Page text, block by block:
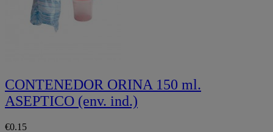
CONTENEDOR ORINA 150 ml.
ASEPTICO (env. ind.)
€0.15